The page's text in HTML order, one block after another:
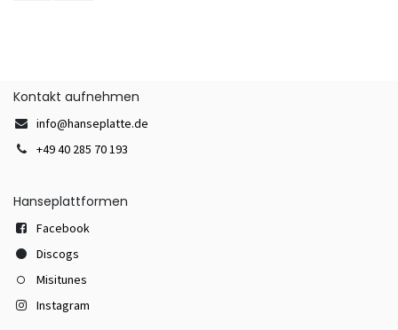
Kontakt aufnehmen
info@hanseplatte.de
+49 40 285 70 193
Hanseplattformen
Facebook
Discogs
Misitunes
Instagram